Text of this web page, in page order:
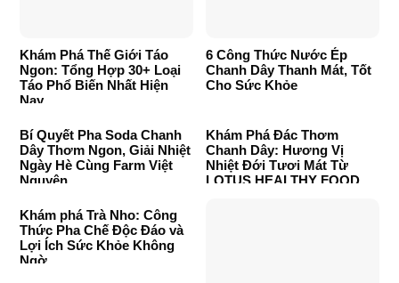
Khám Phá Thế Giới Táo
Ngon: Tổng Hợp 30+ Loại
Táo Phổ Biến Nhất Hiện
Nay
6 Công Thức Nước Ép
Chanh Dây Thanh Mát, Tốt
Cho Sức Khỏe
Bí Quyết Pha Soda Chanh
Dây Thơm Ngon, Giải Nhiệt
Ngày Hè Cùng Farm Việt
Nguyên
Khám Phá Đác Thơm
Chanh Dây: Hương Vị
Nhiệt Đới Tươi Mát Từ
LOTUS HEALTHY FOOD
Khám phá Trà Nho: Công
Thức Pha Chế Độc Đáo và
Lợi Ích Sức Khỏe Không
Ngờ